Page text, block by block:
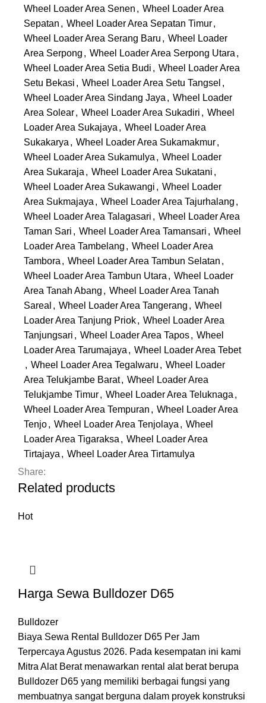
Wheel Loader Area Senen , Wheel Loader Area
Sepatan , Wheel Loader Area Sepatan Timur,
Wheel Loader Area Serang Baru , Wheel Loader
Area Serpong , Wheel Loader Area Serpong Utara ,
Wheel Loader Area Setia Budi , Wheel Loader Area
Setu Bekasi , Wheel Loader Area Setu Tangsel ,
Wheel Loader Area Sindang Jaya , Wheel Loader
Area Solear, Wheel Loader Area Sukadiri , Wheel
Loader Area Sukajaya , Wheel Loader Area
Sukakarya , Wheel Loader Area Sukamakmur,
Wheel Loader Area Sukamulya , Wheel Loader
Area Sukaraja , Wheel Loader Area Sukatani ,
Wheel Loader Area Sukawangi , Wheel Loader
Area Sukmajaya , Wheel Loader Area Tajurhalang ,
Wheel Loader Area Talagasari , Wheel Loader Area
Taman Sari , Wheel Loader Area Tamansari , Wheel
Loader Area Tambelang , Wheel Loader Area
Tambora , Wheel Loader Area Tambun Selatan ,
Wheel Loader Area Tambun Utara , Wheel Loader
Area Tanah Abang , Wheel Loader Area Tanah
Sareal , Wheel Loader Area Tangerang , Wheel
Loader Area Tanjung Priok, Wheel Loader Area
Tanjungsari , Wheel Loader Area Tapos, Wheel
Loader Area Tarumajaya , Wheel Loader Area Tebet
, Wheel Loader Area Tegalwaru , Wheel Loader
Area Telukjambe Barat, Wheel Loader Area
Telukjambe Timur, Wheel Loader Area Teluknaga ,
Wheel Loader Area Tempuran , Wheel Loader Area
Tenjo, Wheel Loader Area Tenjolaya , Wheel
Loader Area Tigaraksa , Wheel Loader Area
Tirtajaya , Wheel Loader Area Tirtamulya
Share:
Related products
Hot
Harga Sewa Bulldozer D65
Bulldozer
Biaya Sewa Rental Bulldozer D65 Per Jam
Terpercaya Agustus 2026. Pada kesempatan ini kami
Mitra Alat Berat menawarkan rental alat berat berupa
Bulldozer D65 yang memiliki berbagai fungsi yang
membuatnya sangat berguna dalam proyek konstruksi